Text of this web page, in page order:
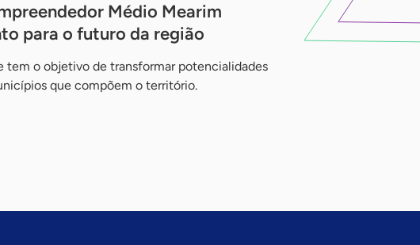
Médio Mearim
para o futuro da região
tem o objetivo de transformar potencialidades
que compõem o território.